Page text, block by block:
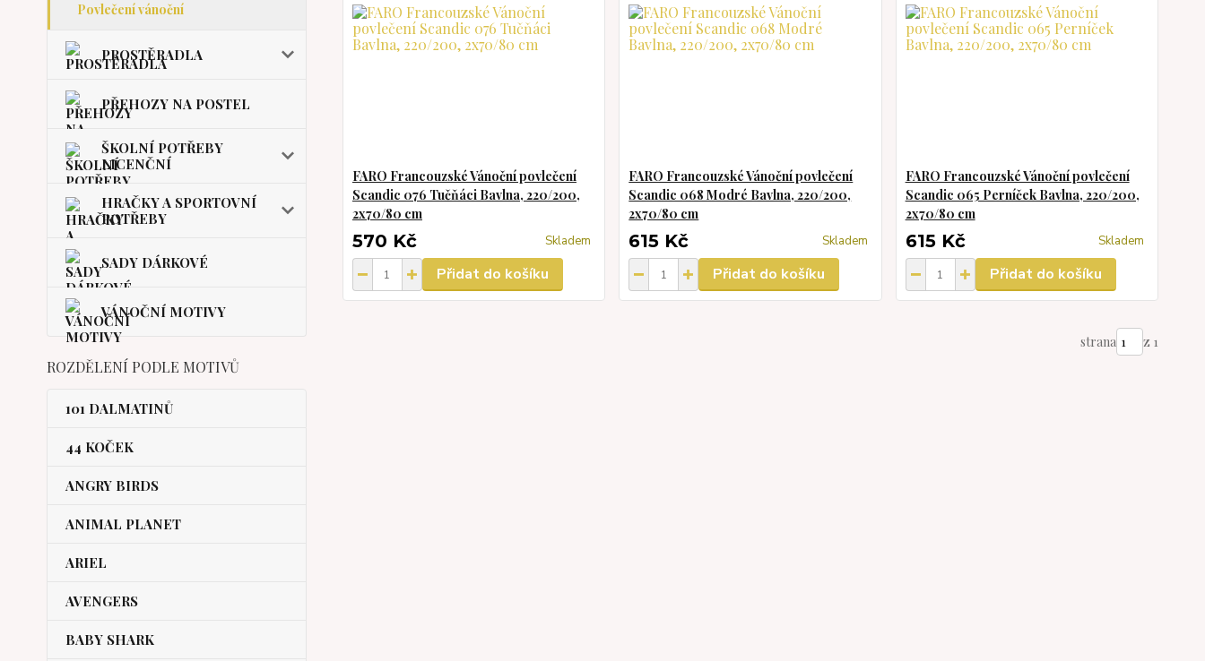
Povlečení vánoční
PROSTĚRADLA
PŘEHOZY NA POSTEL
ŠKOLNÍ POTŘEBY
LICENČNÍ
HRAČKY A SPORTOVNÍ
POTŘEBY
SADY DÁRKOVÉ
VÁNOČNÍ MOTIVY
ROZDĚLENÍ PODLE MOTIVŮ
101 DALMATINŮ
44 KOČEK
ANGRY BIRDS
ANIMAL PLANET
ARIEL
AVENGERS
BABY SHARK
FARO Francouzské Vánoční povlečení
Scandic 076 Tučňáci Bavlna, 220/200,
2x70/80 cm
570 Kč Skladem
Přidat do košíku
FARO Francouzské Vánoční povlečení
Scandic 068 Modré Bavlna, 220/200,
2x70/80 cm
615 Kč Skladem
Přidat do košíku
FARO Francouzské Vánoční povlečení
Scandic 065 Perníček Bavlna, 220/200,
2x70/80 cm
615 Kč Skladem
Přidat do košíku
strana z 1